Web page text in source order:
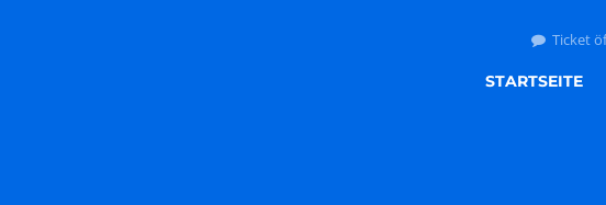
STARTSEITE
Ticket